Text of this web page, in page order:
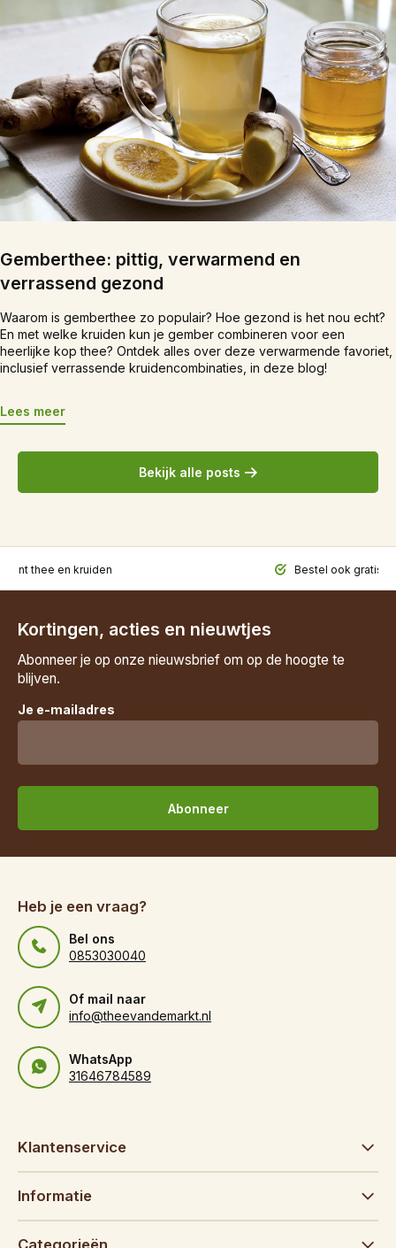
Gemberthee: pittig, verwarmend en
verrassend gezond
Waarom is gemberthee zo populair? Hoe gezond is het nou echt?
En met welke kruiden kun je gember combineren voor een
heerlijke kop thee? Ontdek alles over deze verwarmende favoriet,
inclusief verrassende kruidencombinaties, in deze blog!
Lees meer
Bekijk alle posts
thee en kruiden Bestel ook gratis
Kortingen, acties en nieuwtjes
Abonneer je op onze nieuwsbrief om op de hoogte te
blijven.
Je e-mailadres
Abonneer
Heb je een vraag?
Bel ons
0853030040
Of mail naar
info@theevandemarkt.nl
WhatsApp
31646784589
Klantenservice
Informatie